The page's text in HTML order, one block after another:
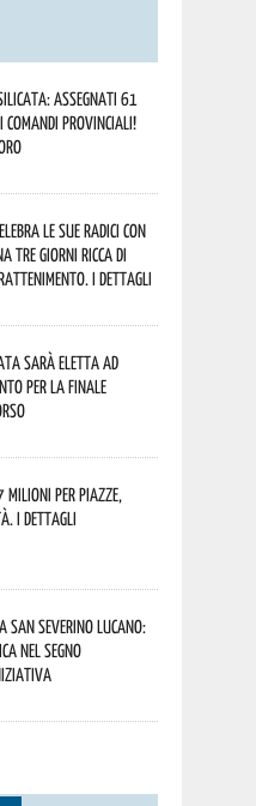
assegnati 61
provinciali!
le sue radici con
tre giorni ricca di
I dettagli
sarà eletta ad
per la finale
milioni per piazze,
I dettagli
San Severino Lucano:
nel segno